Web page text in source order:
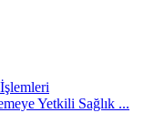
Yetkili Sağlık ...